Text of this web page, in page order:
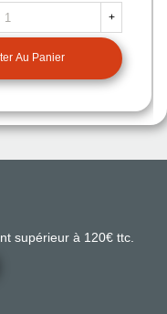
+
Au Panier
supérieur à 120€ ttc.